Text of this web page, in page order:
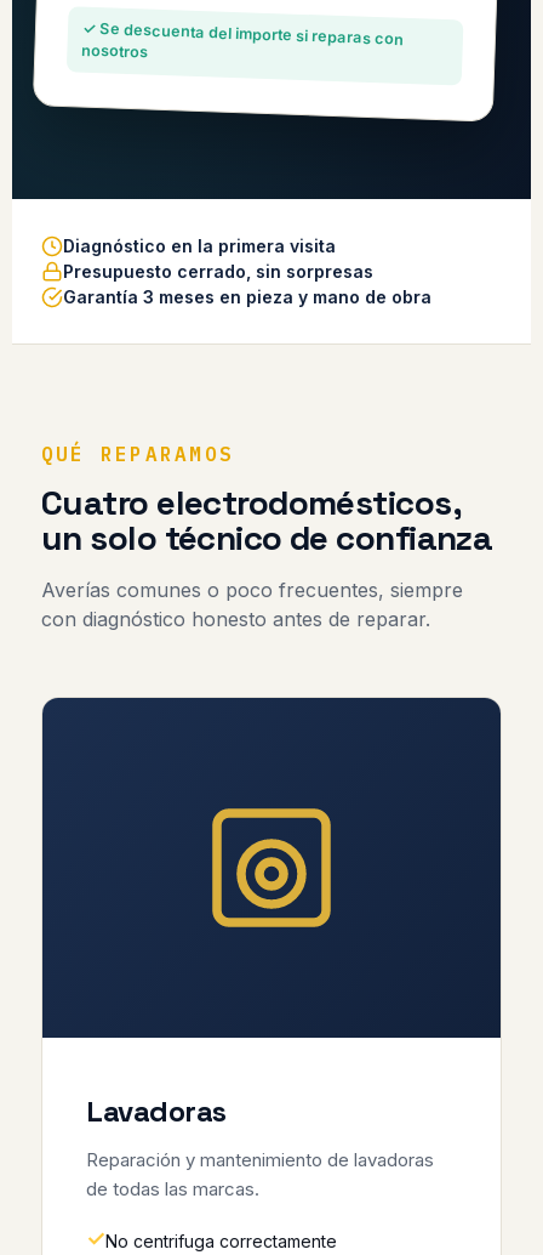
✓ Se descuenta del importe si reparas con
nosotros
Diagnóstico en la primera visita
Presupuesto cerrado, sin sorpresas
Garantía 3 meses en pieza y mano de obra
QUÉ REPARAMOS
Cuatro electrodomésticos,
un solo técnico de confianza
Averías comunes o poco frecuentes, siempre
con diagnóstico honesto antes de reparar.
Lavadoras
Reparación y mantenimiento de lavadoras
de todas las marcas.
No centrifuga correctamente